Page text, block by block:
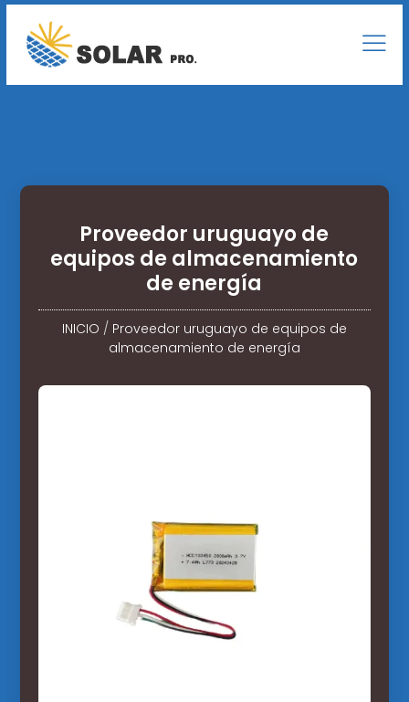
Proveedor uruguayo de
equipos de almacenamiento
de energía
INICIO / Proveedor uruguayo de equipos de
almacenamiento de energía